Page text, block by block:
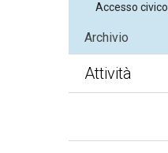
Accesso civico
Archivio
Attività